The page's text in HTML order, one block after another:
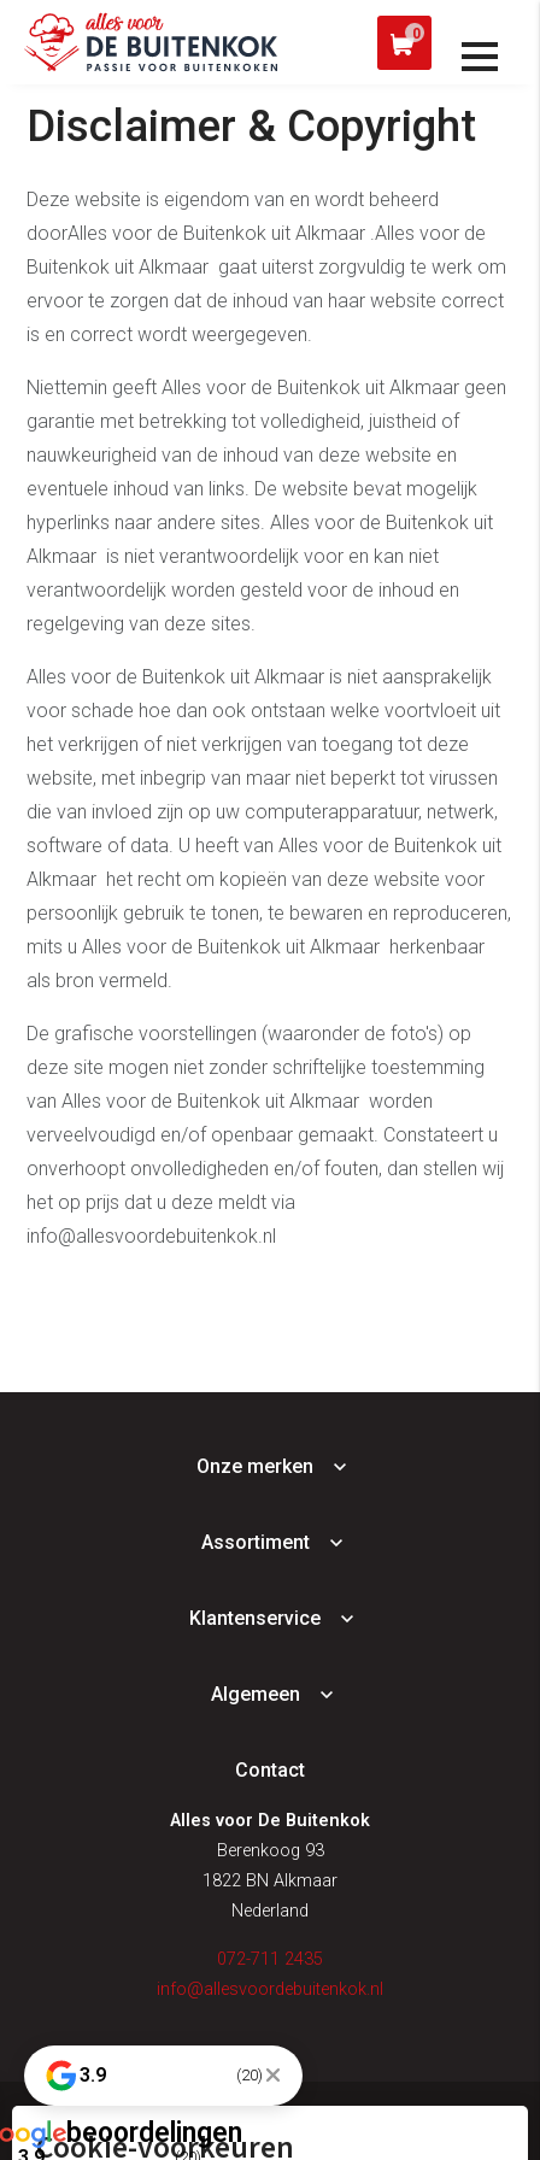
0
werkdag verzonden
Disclaimer & Copyright
Deze website is eigendom van en wordt beheerd
doorAlles voor de Buitenkok uit Alkmaar .Alles voor de
Buitenkok uit Alkmaar gaat uiterst zorgvuldig te werk om
ervoor te zorgen dat de inhoud van haar website correct
is en correct wordt weergegeven.
Niettemin geeft Alles voor de Buitenkok uit Alkmaar geen
garantie met betrekking tot volledigheid, juistheid of
nauwkeurigheid van de inhoud van deze website en
eventuele inhoud van links. De website bevat mogelijk
hyperlinks naar andere sites. Alles voor de Buitenkok uit
Alkmaar is niet verantwoordelijk voor en kan niet
verantwoordelijk worden gesteld voor de inhoud en
regelgeving van deze sites.
Alles voor de Buitenkok uit Alkmaar is niet aansprakelijk
voor schade hoe dan ook ontstaan welke voortvloeit uit
het verkrijgen of niet verkrijgen van toegang tot deze
website, met inbegrip van maar niet beperkt tot virussen
die van invloed zijn op uw computerapparatuur, netwerk,
software of data. U heeft van Alles voor de Buitenkok uit
Alkmaar het recht om kopieën van deze website voor
persoonlijk gebruik te tonen, te bewaren en reproduceren,
mits u Alles voor de Buitenkok uit Alkmaar herkenbaar
als bron vermeld.
De grafische voorstellingen (waaronder de foto's) op
deze site mogen niet zonder schriftelijke toestemming
van Alles voor de Buitenkok uit Alkmaar worden
verveelvoudigd en/of openbaar gemaakt. Constateert u
onverhoopt onvolledigheden en/of fouten, dan stellen wij
het op prijs dat u deze meldt via
info@allesvoordebuitenkok.nl
Onze merken
Assortiment
Klantenservice
Algemeen
Contact
Alles voor De Buitenkok
Berenkoog 93
1822 BN Alkmaar
Nederland
072-711 2435
info@allesvoordebuitenkok.nl
© alles voor de buitenkok
3.9 (20)
beoordelingen
Cookie-voorkeuren